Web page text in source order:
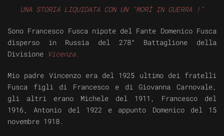
UNA STORIA LIQUIDATA CON UN "MORÌ IN GUERRA !"
Sono Francesco Fusca nipote del Fante Domenico Fusca
disperso in Russia del 278° Battaglione della
Divisione Vicenza.
Mio padre Vincenzo era del 1925 ultimo dei fratelli
Fusca figli di Francesco e di Giovanna Carnovale,
gli altri erano Michele del 1911, Francesco del
1916, Antonio del 1922 e appunto Domenico del 15
novembre 1918.